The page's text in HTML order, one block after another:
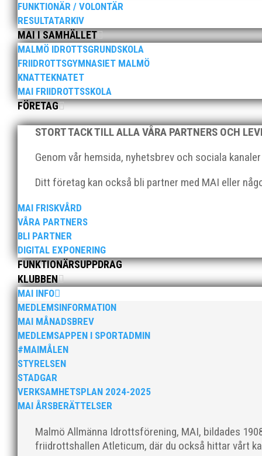
FUNKTIONÄR / VOLONTÄR
RESULTATARKIV
MAI I SAMHÄLLET
MALMÖ IDROTTSGRUNDSKOLA
FRIIDROTTSGYMNASIET MALMÖ
KNATTEKNATET
MAI FRIIDROTTSSKOLA
FÖRETAG
STORT TACK TILL ALLA VÅRA PARTNERS OCH
Genom vår hemsida, nyhetsbrev och sociala
Ditt företag kan också bli partner med MAI eller
MAI FRISKVÅRD
VÅRA PARTNERS
BLI PARTNER
DIGITAL EXPONERING
FUNKTIONÄRSUPPDRAG
KLUBBEN
MAI INFO
MEDLEMSINFORMATION
MAI MÅNADSBREV
MEDLEMSAPPEN I SPORTADMIN
#MAIMÅLEN
STYRELSEN
STADGAR
VERKSAMHETSPLAN 2024-2025
MAI ÅRSBERÄTTELSER
Malmö Allmänna Idrottsförening, MAI, bildades
friidrottshallen Atleticum, där du också hittar vårt
Sprinterdrottningen Julia Henriksson vann dubbla
firade stora triumfer. Wictor Petersson plockade
Peter Karlsson slutar som klubbchef i MAI. Peters
Tjejerna endast en poäng från medalj! Läs vidare i
[3d-flip-book pdf="https://mai.se/wp-content/